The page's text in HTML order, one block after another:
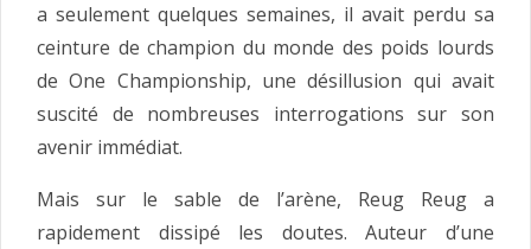
a seulement quelques semaines, il avait perdu sa
ceinture de champion du monde des poids lourds
de One Championship, une désillusion qui avait
suscité de nombreuses interrogations sur son
avenir immédiat.
Mais sur le sable de l’arène, Reug Reug a
rapidement dissipé les doutes. Auteur d’une